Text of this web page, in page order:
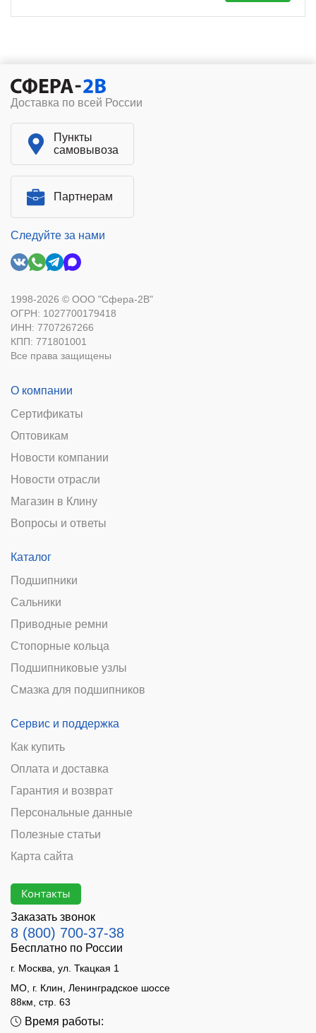
Доставка по всей России
Пункты
самовывоза
Партнерам
Следуйте за нами
1998-2026 © ООО "Сфера-2В"
ОГРН: 1027700179418
ИНН: 7707267266
КПП: 771801001
Все права защищены
О компании
Сертификаты
Оптовикам
Новости компании
Новости отрасли
Магазин в Клину
Вопросы и ответы
Каталог
Подшипники
Сальники
Приводные ремни
Стопорные кольца
Подшипниковые узлы
Смазка для подшипников
Сервис и поддержка
Как купить
Оплата и доставка
Гарантия и возврат
Персональные данные
Полезные статьи
Карта сайта
Контакты
Заказать звонок
8 (800) 700-37-38
Бесплатно по России
г. Москва, ул. Ткацкая 1
МО, г. Клин, Ленинградское шоссе
88км, стр. 63
Время работы: